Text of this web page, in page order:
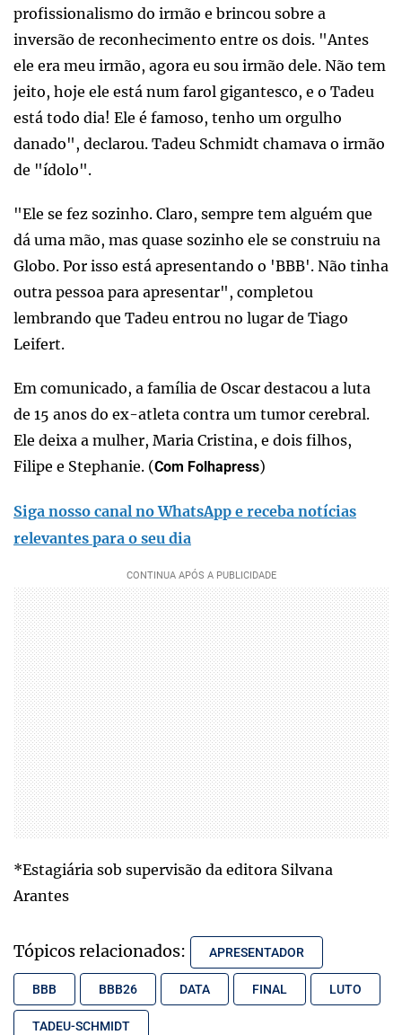
profissionalismo do irmão e brincou sobre a
inversão de reconhecimento entre os dois. "Antes
ele era meu irmão, agora eu sou irmão dele. Não tem
jeito, hoje ele está num farol gigantesco, e o Tadeu
está todo dia! Ele é famoso, tenho um orgulho
danado", declarou. Tadeu Schmidt chamava o irmão
de "ídolo".
"Ele se fez sozinho. Claro, sempre tem alguém que
dá uma mão, mas quase sozinho ele se construiu na
Globo. Por isso está apresentando o 'BBB'. Não tinha
outra pessoa para apresentar", completou
lembrando que Tadeu entrou no lugar de Tiago
Leifert.
Em comunicado, a família de Oscar destacou a luta
de 15 anos do ex-atleta contra um tumor cerebral.
Ele deixa a mulher, Maria Cristina, e dois filhos,
Filipe e Stephanie. (Com Folhapress)
Siga nosso canal no WhatsApp e receba notícias
relevantes para o seu dia
*Estagiária sob supervisão da editora Silvana
Arantes
Tópicos relacionados: APRESENTADOR
BBB BBB26 DATA FINAL LUTO
TADEU-SCHMIDT